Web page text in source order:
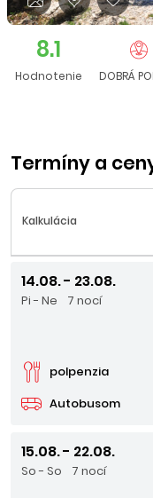
8.1
Hodnotenie DOBRÁ
Termíny a
Kalkulácia
14.08. - 23.08.
Pi - Ne 7 nocí
Autobusom
polpenzia
15.08. - 22.08.
So - So 7 nocí